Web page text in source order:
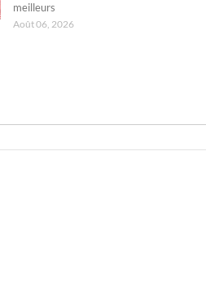
meilleurs
Août 06, 2026